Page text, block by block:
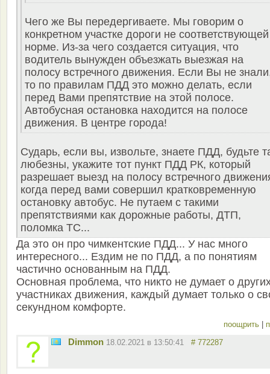
Чего же Вы передергиваете. Мы говорим о
конкретном участке дороги не соответствующей
норме. Из-за чего создается ситуация, что
водитель вынужден объезжать выезжая на
полосу встречного движения. Если Вы не
то по правилам ПДД это можно делать, если
перед Вами препятствие на этой полосе.
Автобусная остановка находится на полосе
движения. В центре города!
Сударь, если вы, извольте, знаете ПДД, будьте
любезны, укажите тот пункт ПДД РК, который
разрешает выезд на полосу встречного
когда перед вами совершил кратковременную
остановку автобус. Не путаем с такими
препятствиями как дорожные работы, ДТП,
поломка ТС...
Да это он про чимкентские ПДД... У нас много
интересного... Ездим не по ПДД, а по понятиям
частично основанным на ПДД.
Основная проблема, что никто не думает о
участниках движения, каждый думает только о
секундном комфорте.
поощрить
Dimmon 18.02.2021 в 13:50:41 # 772287